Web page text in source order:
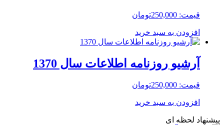
قیمت: 250,000تومان
افزودن به سبد خرید
آرشیو روزنامه اطلاعات سال 1370
قیمت: 250,000تومان
افزودن به سبد خرید
پیشنهاد لحظه ای